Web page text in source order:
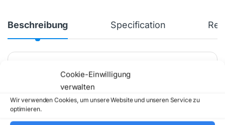
Cookie-Einwilligung
verwalten
Wir verwenden Cookies, um unsere Website und unseren Service zu
optimieren.
Beschreibung Specification
* Für Fehler im Datenblatt übernimmt (buy-net.de)
Comstex GmbH & Co. KG keine Haftung (
202608071600 )